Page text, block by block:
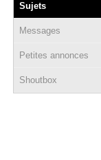
Sujets
Messages
Petites annonces
Shoutbox